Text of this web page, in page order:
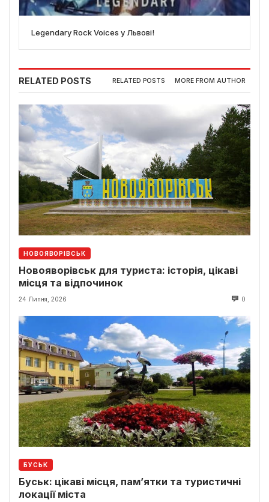
Legendary Rock Voices у Львові!
RELATED POSTS RELATED POSTS MORE FROM AUTHOR
НОВОЯВОРІВСЬК
Новояворівськ для туриста: історія, цікаві
місця та відпочинок
24 Липня, 2026 0
БУСЬК
Буськ: цікаві місця, пам’ятки та туристичні
локації міста